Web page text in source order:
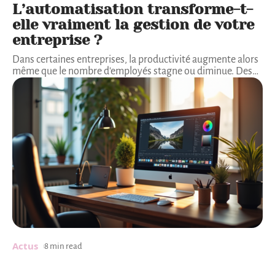
L’automatisation transforme-t-
elle vraiment la gestion de votre
entreprise ?
Dans certaines entreprises, la productivité augmente alors
même que le nombre d'employés stagne ou diminue. Des…
Actus 8 min read